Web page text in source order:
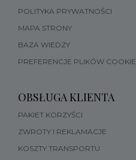
POLITYKA PRYWATNOŚCI
MAPA STRONY
BAZA WIEDZY
PREFERENCJE PLIKÓW COOKIE
OBSŁUGA KLIENTA
PAKIET KORZYŚCI
ZWROTY I REKLAMACJE
KOSZTY TRANSPORTU